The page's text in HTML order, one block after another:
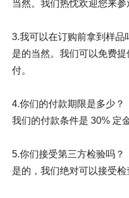
当然。我们热忱欢迎您来参
3.我可以在订购前拿到样品
是的当然。我们可以免费
付。
4.你们的付款期限是多少？
我们的付款条件是 30% 定
5.你们接受第三方检验吗？
是的，我们绝对可以接受检